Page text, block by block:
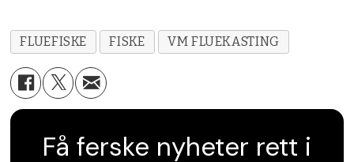
FLUEFISKE FISKE VM FLUEKASTING
Få ferske nyheter rett i